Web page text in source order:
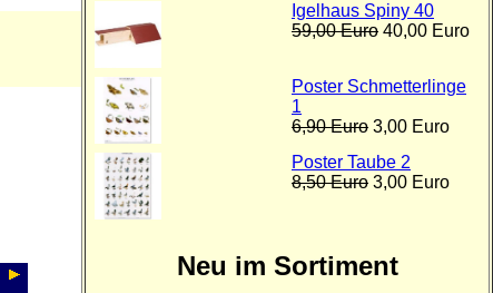
Igelhaus Spiny 40
59,00 Euro 40,00 Euro
Poster Schmetterlinge
1
6,90 Euro 3,00 Euro
Poster Taube 2
8,50 Euro 3,00 Euro
Neu im Sortiment